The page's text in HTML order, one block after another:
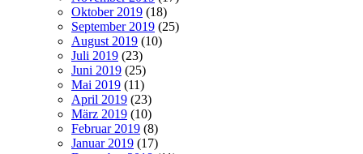
Oktober 2019 (18)
September 2019 (25)
August 2019 (10)
Juli 2019 (23)
Juni 2019 (25)
Mai 2019 (11)
April 2019 (23)
März 2019 (10)
Februar 2019 (8)
Januar 2019 (17)